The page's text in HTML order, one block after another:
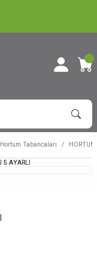
Hortum Tabancaları